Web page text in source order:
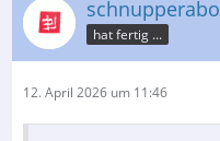
schnupperabo
hat fertig ...
12. April 2026 um 11:46